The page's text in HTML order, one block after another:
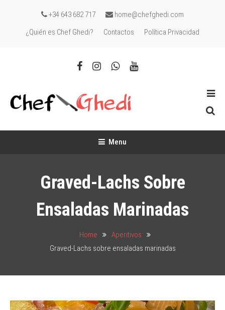
+34 643 682 717
home@chefghedi.com
¿Quién es Chef Ghedi?
Contactos Política Privacidad
Menu
Graved-Lachs Sobre
Ensaladas Marinadas
Home
Aperitivos
Graved-Lachs sobre ensaladas marinadas